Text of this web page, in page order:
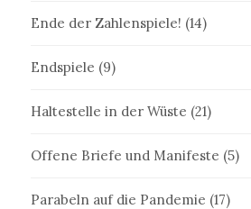
Ende der Zahlenspiele! (14)
Endspiele (9)
Haltestelle in der Wüste (21)
Offene Briefe und Manifeste (5)
Parabeln auf die Pandemie (17)